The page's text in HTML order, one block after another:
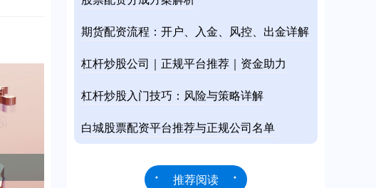
期货配资流程：开户、入金、风控、出金详解
杠杆炒股公司｜正规平台推荐｜资金助力
杠杆炒股入门技巧：风险与策略详解
白城股票配资平台推荐与正规公司名单
推荐阅读